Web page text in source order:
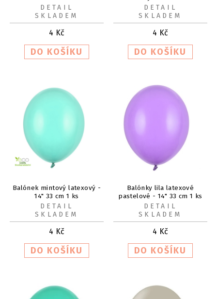
4 Kč
DETAIL
SKLADEM
4 Kč
DETAIL
SKLADEM
Balónek mintový latexový -
14" 33 cm 1 ks
4 Kč
DETAIL
SKLADEM
Balónky lila latexové
pastelové - 14" 33 cm 1 ks
4 Kč
DETAIL
SKLADEM